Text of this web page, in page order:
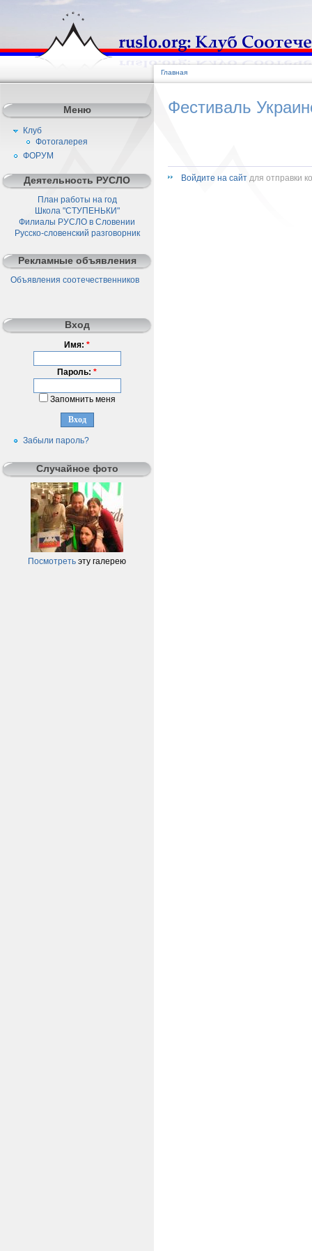
Главная
Фестиваль
Войдите на сайт для отправки
Меню
Клуб
Фотогалерея
ФОРУМ
Деятельность РУСЛО
План работы на год
Школа "СТУПЕНЬКИ"
Филиалы РУСЛО в Словении
Русско-словенский разговорник
Рекламные объявления
Объявления соотечественников
Вход
Имя: *
Пароль: *
Запомнить меня
Забыли пароль?
Случайное фото
Посмотреть эту галерею